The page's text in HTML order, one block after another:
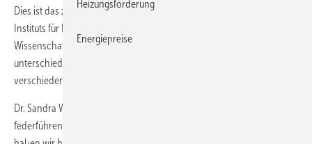
Dies ist das zentrale Ergebnis eines aktuellen Forschungsberichts des
Instituts für Brand- und Katastrophenschutz Heyrothsberge.
Wissenschaftler des Instituts haben die Diffusion von CO durch
unterschiedliche Baustoffe untersucht und leiten daraus
verschiedene Empfehlungen ab.
Dr. Sandra Wegner, wissenschaftliche Mitarbeiterin und
federführende Bearbeiterin des Projekts: „In unseren Versuchen
Heizungsförderung
Energiepreise